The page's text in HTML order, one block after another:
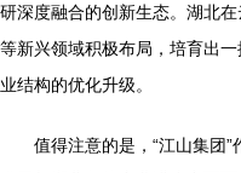
研深度融合的创新生态。湖北
等新兴领域积极布局，培育出
业结构的优化升级。
值得注意的是，“江山集团